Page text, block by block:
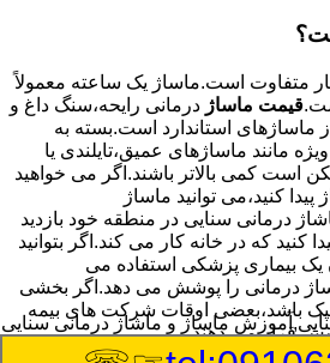
متفاوت است.ماساژ یک ساعته معمولاً
قیمت ماساژ درمانی رایحه،سنگ داغ و
ماساژهای استاندارد است.بسته به
مانند ماساژهای عمیق،تایلندی یا
است کمی بالاتر باشند.اگر می خواهید
کنید،می توانید ماساژ
درمانی سنایی در منطقه خود بازدید
کنید که در خانه کار می کند.اگر بتوانید
یک بیماری پزشکی استفاده می
درمانی را پوشش می دهد.اگر بخشی
باشد،بعضی اوقات شرکت های بیمه
قرار می دهند.ماساژ و ماشاژ درمانی سنایی